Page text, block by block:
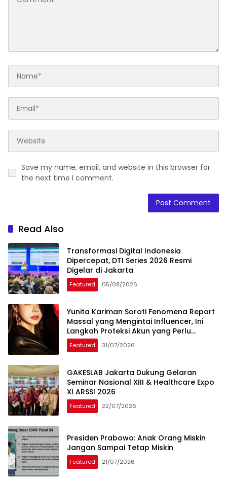
Save my name, email, and website in this browser for
the next time I comment.
Read Also
Transformasi Digital Indonesia
Dipercepat, DTI Series 2026 Resmi
Digelar di Jakarta
Featured 05/08/2026
Yunita Kariman Soroti Fenomena Report
Massal yang Mengintai Influencer, Ini
Langkah Proteksi Akun yang Perlu
Diketahui
Featured 31/07/2026
GAKESLAB Jakarta Dukung Gelaran
Seminar Nasional XIII & Healthcare Expo
XI ARSSI 2026
Featured 22/07/2026
Presiden Prabowo: Anak Orang Miskin
Jangan Sampai Tetap Miskin
Featured 21/07/2026